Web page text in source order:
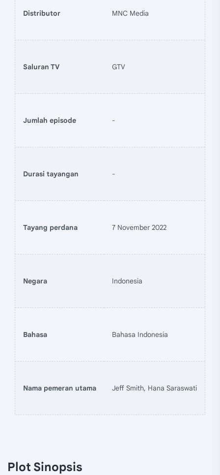
Distributor MNC Media
Saluran TV GTV
Jumlah episode -
Durasi tayangan -
Tayang perdana 7 November 2022
Negara Indonesia
Bahasa Bahasa Indonesia
Nama pemeran utama Jeff Smith, Hana Saraswati
Plot Sinopsis